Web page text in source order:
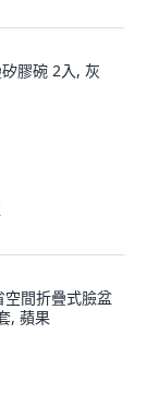
膠碗 2入, 灰
空間折疊式臉盆
, 蘋果